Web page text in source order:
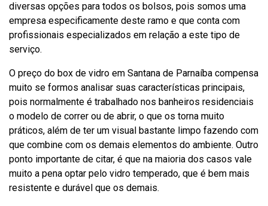
diversas opções para todos os bolsos, pois somos uma
empresa especificamente deste ramo e que conta com
profissionais especializados em relação a este tipo de
serviço.
O preço do box de vidro em Santana de Parnaíba compensa
muito se formos analisar suas características principais,
pois normalmente é trabalhado nos banheiros residenciais
o modelo de correr ou de abrir, o que os torna muito
práticos, além de ter um visual bastante limpo fazendo com
que combine com os demais elementos do ambiente. Outro
ponto importante de citar, é que na maioria dos casos vale
muito a pena optar pelo vidro temperado, que é bem mais
resistente e durável que os demais.